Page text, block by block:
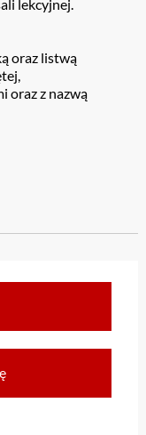
lekcyjnej.
oraz listwą
oraz z nazwą